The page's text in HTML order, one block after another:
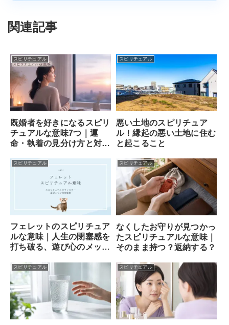
関連記事
スピリチュアル
既婚者を好きになるスピリ
チュアルな意味7つ｜運
命・執着の見分け方と対処
スピリチュアル
悪い土地のスピリチュア
ル！縁起の悪い土地に住む
と起こること
スピリチュアル
フェレットのスピリチュア
ルな意味｜人生の閉塞感を
打ち破る、遊び心のメッセ
スピリチュアル
なくしたお守りが見つかっ
たスピリチュアルな意味｜
そのまま持つ？返納する？
スピリチュアル スピリチュアル